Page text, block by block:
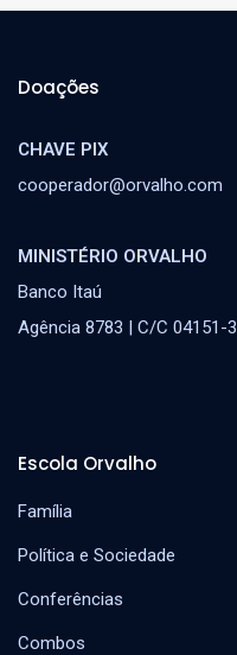
Escola Orvalho
Família
Política e Sociedade
Conferências
Combos
Doações
CHAVE PIX
cooperador@orvalho.com
MINISTÉRIO ORVALHO
Banco Itaú
Agência 8783 | C/C 04151-3